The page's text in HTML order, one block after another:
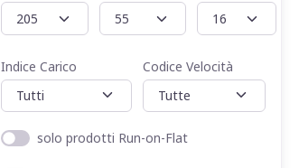
Indice Carico Codice Velocità
solo prodotti Run-on-Flat